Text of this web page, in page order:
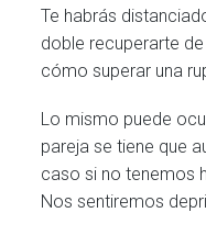
Te habrás
doble recuperarte
cómo superar una
Lo mismo puede
pareja se tiene que
caso si no tenemos
Nos sentiremos